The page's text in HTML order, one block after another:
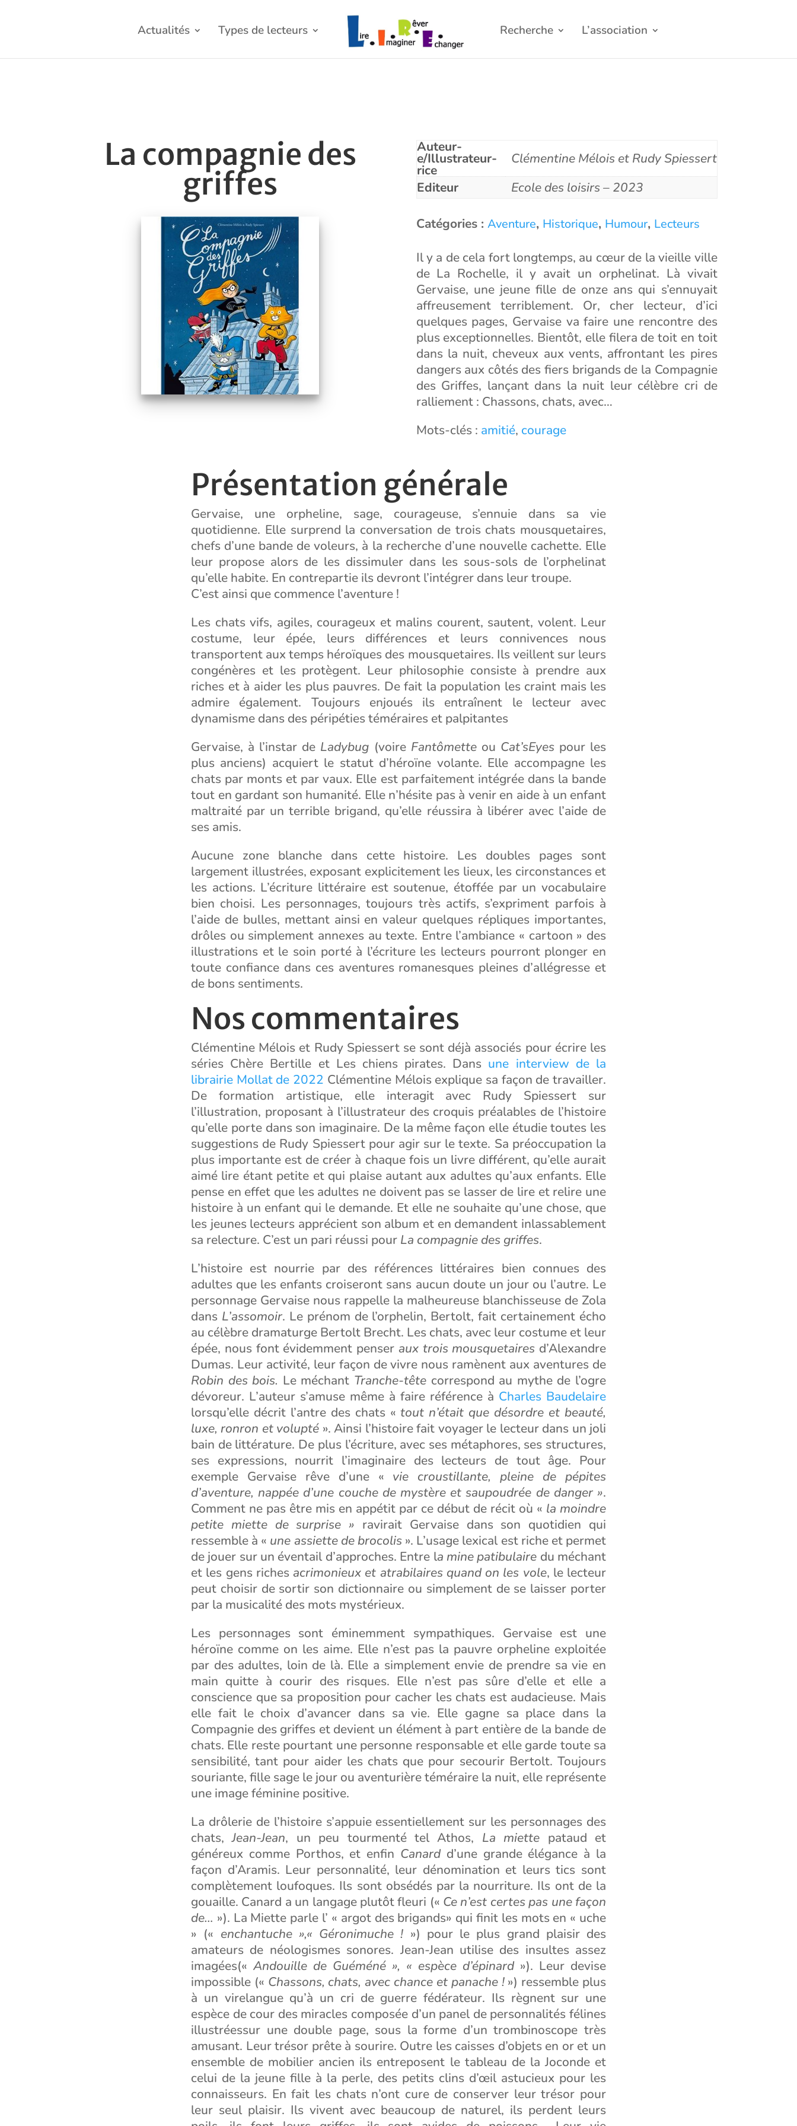
Actualités Types de lecteurs Recherche L’association
La compagnie des
griffes
Auteur-
e/Illustrateur-
rice
Clémentine Mélois et Rudy Spiessert
Editeur
Ecole des loisirs – 2023
Catégories : Aventure, Historique, Humour, Lecteurs
Il y a de cela fort longtemps, au cœur de la vieille ville
de La Rochelle, il y avait un orphelinat. Là vivait
Gervaise, une jeune fille de onze ans qui s’ennuyait
affreusement terriblement. Or, cher lecteur, d’ici
quelques pages, Gervaise va faire une rencontre des
plus exceptionnelles. Bientôt, elle filera de toit en toit
dans la nuit, cheveux aux vents, affrontant les pires
dangers aux côtés des fiers brigands de la Compagnie
des Griffes, lançant dans la nuit leur célèbre cri de
ralliement : Chassons, chats, avec…
Mots-clés : amitié, courage
Présentation générale
Gervaise, une orpheline, sage, courageuse, s’ennuie dans sa vie
quotidienne. Elle surprend la conversation de trois chats mousquetaires,
chefs d’une bande de voleurs, à la recherche d’une nouvelle cachette. Elle
leur propose alors de les dissimuler dans les sous-sols de l’orphelinat
qu’elle habite. En contrepartie ils devront l’intégrer dans leur troupe.
C’est ainsi que commence l’aventure !
Les chats vifs, agiles, courageux et malins courent, sautent, volent. Leur
costume, leur épée, leurs différences et leurs connivences nous
transportent aux temps héroïques des mousquetaires. Ils veillent sur leurs
congénères et les protègent. Leur philosophie consiste à prendre aux
riches et à aider les plus pauvres. De fait la population les craint mais les
admire également. Toujours enjoués ils entraînent le lecteur avec
dynamisme dans des péripéties téméraires et palpitantes
Gervaise, à l’instar de Ladybug (voire Fantômetteou Cat’sEyespour les
plus anciens) acquiert le statut d’héroïne volante. Elle accompagne les
chats par monts et par vaux. Elle est parfaitement intégrée dans la bande
tout en gardant son humanité. Elle n’hésite pas à venir en aide à un enfant
maltraité par un terrible brigand, qu’elle réussira à libérer avec l’aide de
ses amis.
Aucune zone blanche dans cette histoire. Les doubles pages sont
largement illustrées, exposant explicitement les lieux, les circonstances et
les actions. L’écriture littéraire est soutenue, étoffée par un vocabulaire
bien choisi. Les personnages, toujours très actifs, s’expriment parfois à
l’aide de bulles, mettant ainsi en valeur quelques répliques importantes,
drôles ou simplement annexes au texte. Entre l’ambiance « cartoon » des
illustrations et le soin porté à l’écriture les lecteurs pourront plonger en
toute confiance dans ces aventures romanesques pleines d’allégresse et
de bons sentiments.
Nos commentaires
Clémentine Mélois et Rudy Spiessert se sont déjà associés pour écrire les
séries Chère Bertille et Les chiens pirates. Dans une interview de la
librairie Mollat de 2022 Clémentine Mélois explique sa façon de travailler.
De formation artistique, elle interagit avec Rudy Spiessert sur
l’illustration, proposant à l’illustrateur des croquis préalables de l’histoire
qu’elle porte dans son imaginaire. De la même façon elle étudie toutes les
suggestions de Rudy Spiessert pour agir sur le texte. Sa préoccupation la
plus importante est de créer à chaque fois un livre différent, qu’elle aurait
aimé lire étant petite et qui plaise autant aux adultes qu’aux enfants. Elle
pense en effet que les adultes ne doivent pas se lasser de lire et relire une
histoire à un enfant qui le demande. Et elle ne souhaite qu’une chose, que
les jeunes lecteurs apprécient son album et en demandent inlassablement
sa relecture. C’est un pari réussi pour La compagnie des griffes.
L’histoire est nourrie par des références littéraires bien connues des
adultes que les enfants croiseront sans aucun doute un jour ou l’autre. Le
personnage Gervaise nous rappelle la malheureuse blanchisseuse de Zola
dans L’assomoir. Le prénom de l’orphelin, Bertolt, fait certainement écho
au célèbre dramaturge Bertolt Brecht. Les chats, avec leur costume et leur
épée, nous font évidemment penser aux trois mousquetaires d’Alexandre
Dumas. Leur activité, leur façon de vivre nous ramènent aux aventures de
Robin des bois. Le méchant Tranche-tête correspond au mythe de l’ogre
dévoreur. L’auteur s’amuse même à faire référence à Charles Baudelaire
lorsqu’elle décrit l’antre des chats «tout n’était que désordre et beauté,
luxe, ronron et volupté ». Ainsi l’histoire fait voyager le lecteur dans un joli
bain de littérature. De plus l’écriture, avec ses métaphores, ses structures,
ses expressions, nourrit l’imaginaire des lecteurs de tout âge. Pour
exemple Gervaise rêve d’une « vie croustillante, pleine de pépites
d’aventure, nappée d’une couche de mystère et saupoudrée de danger ».
Comment ne pas être mis en appétit par ce début de récit où « la moindre
petite miette de surprise » ravirait Gervaise dans son quotidien qui
ressemble à « une assiette de brocolis». L’usage lexical est riche et permet
de jouer sur un éventail d’approches. Entre la mine patibulaire du méchant
et les gens richesacrimonieux et atrabilaires quand on les vole, le lecteur
peut choisir de sortir son dictionnaire ou simplement de se laisser porter
par la musicalité des mots mystérieux.
Les personnages sont éminemment sympathiques. Gervaise est une
héroïne comme on les aime. Elle n’est pas la pauvre orpheline exploitée
par des adultes, loin de là. Elle a simplement envie de prendre sa vie en
main quitte à courir des risques. Elle n’est pas sûre d’elle et elle a
conscience que sa proposition pour cacher les chats est audacieuse. Mais
elle fait le choix d’avancer dans sa vie. Elle gagne sa place dans la
Compagnie des griffes et devient un élément à part entière de la bande de
chats. Elle reste pourtant une personne responsable et elle garde toute sa
sensibilité, tant pour aider les chats que pour secourir Bertolt. Toujours
souriante, fille sage le jour ou aventurière téméraire la nuit, elle représente
une image féminine positive.
La drôlerie de l’histoire s’appuie essentiellement sur les personnages des
chats,Jean-Jean, un peu tourmenté tel Athos, La miette pataud et
généreux comme Porthos, et enfin Canard d’une grande élégance à la
façon d’Aramis. Leur personnalité, leur dénomination et leurs tics sont
complètement loufoques. Ils sont obsédés par la nourriture. Ils ont de la
gouaille. Canard a un langage plutôt fleuri (« Ce n’est certes pas une façon
de… »). La Miette parle l’ « argot des brigands» qui finit les mots en « uche
» (« enchantuche »,« Géronimuche ! ») pour le plus grand plaisir des
amateurs de néologismes sonores. Jean-Jean utilise des insultes assez
imagées(« Andouille de Guéméné », « espèce d’épinard »). Leur devise
impossible (« Chassons, chats, avec chance et panache !») ressemble plus
à un virelangue qu’à un cri de guerre fédérateur. Ils règnent sur une
espèce de cour des miracles composée d’un panel de personnalités félines
illustréessur une double page, sous la forme d’un trombinoscope très
amusant. Leur trésor prête à sourire. Outre les caisses d’objets en or et un
ensemble de mobilier ancien ils entreposent le tableau de la Joconde et
celui de la jeune fille à la perle, des petits clins d’œil astucieux pour les
connaisseurs. En fait les chats n’ont cure de conserver leur trésor pour
leur seul plaisir. Ils vivent avec beaucoup de naturel, ils perdent leurs